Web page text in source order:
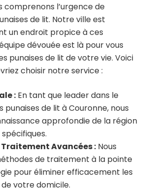
comprenons l’urgence de
de lit. Notre ville est
un endroit propice à ces
dévouée est là pour vous
punaises de lit de votre vie. Voici
choisir notre service :
: En tant que leader dans le
de lit à Couronne, nous
approfondie de la région
Avancées : Nous
de traitement à la pointe
pour éliminer efficacement les
votre domicile.